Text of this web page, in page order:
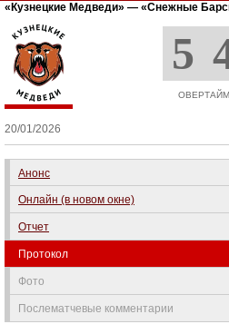
«Кузнецкие Медведи» — «Снежные
5
ОВЕРТАЙМ
20/01/2026
Анонс
Онлайн (в новом окне)
Отчет
Протокол
Фото
Послематчевые комментарии